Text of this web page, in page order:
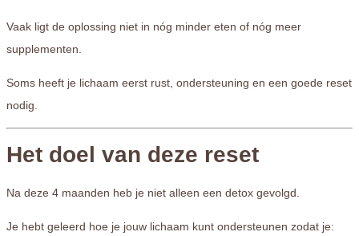
Vaak ligt de oplossing niet in nóg minder eten of nóg meer
supplementen.
Soms heeft je lichaam eerst rust, ondersteuning en een goede reset
nodig.
Het doel van deze reset
Na deze 4 maanden heb je niet alleen een detox gevolgd.
Je hebt geleerd hoe je jouw lichaam kunt ondersteunen zodat je: